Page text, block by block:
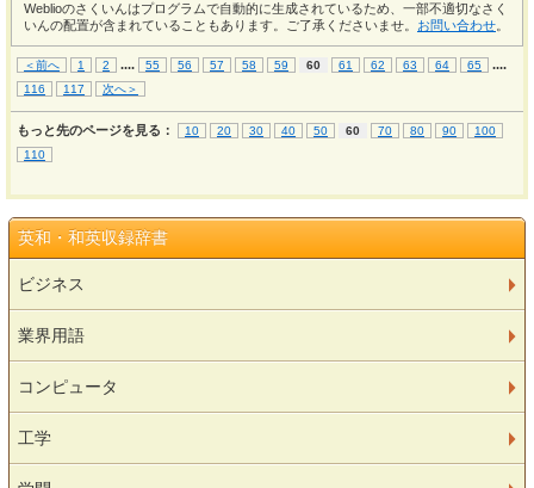
Weblioのさくいんはプログラムで自動的に生成されているため、一部不適切なさく
いんの配置が含まれていることもあります。ご了承くださいませ。 お問い合わせ
＜前へ 1 2 .... 55 56 57 58 59 60 61 62 63 64 65 ....
116 117 次へ＞
もっと先のページを見る： 10 20 30 40 50 60 70 80 90
100
110
英和・和英収録辞書
ビジネス
業界用語
コンピュータ
工学